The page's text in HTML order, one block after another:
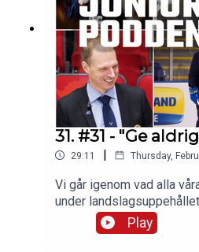
på
31. #31 - "Ge
29:11 | Thursday,
Vi går igenom vad alla
under
prata upp U18-VM som
avsnittet så pratar vi
Play